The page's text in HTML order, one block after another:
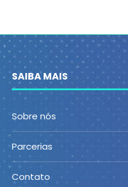
SAIBA MAIS
Sobre nós
Parcerias
Contato